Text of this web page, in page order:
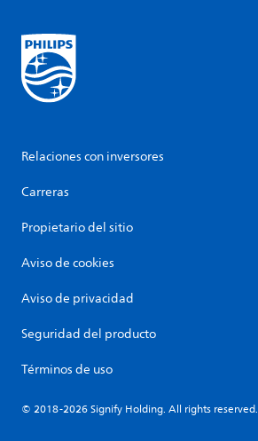
Relaciones con inversores
Carreras
Propietario del sitio
Aviso de cookies
Aviso de privacidad
Seguridad del producto
Términos de uso
© 2018-2026 Signify Holding. All rights reserved.